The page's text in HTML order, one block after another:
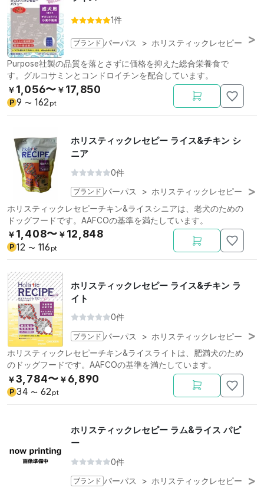
1件
ブランド パーパス > ホリスティックレセピー
Purpose社製の品質を落とさずに価格を抑えた総合栄養食で
す。グルコサミンとコンドロイチンを配合しています。
￥ 1,056〜 ￥ 17,850
P 9 〜 162 pt
ホリスティックレセピー ライス&チキン シ
ニア
0件
ブランド パーパス > ホリスティックレセピー
ホリスティックレセピーチキン&ライスシニアは、老犬のための
ドッグフードです。AAFCOの基準を満たしています。
￥ 1,408〜 ￥ 12,848
P 12 〜 116 pt
ホリスティックレセピー ライス&チキン ラ
イト
0件
ブランド パーパス > ホリスティックレセピー
ホリスティックレセピーチキン&ライスライトは、肥満犬のため
のドッグフードです。AAFCOの基準を満たしています。
￥3,784〜 ￥ 6,890
P 34 〜 62 pt
ホリスティックレセピー ラム&ライス パピ
ー
0件
ブランド パーパス > ホリスティックレセピー